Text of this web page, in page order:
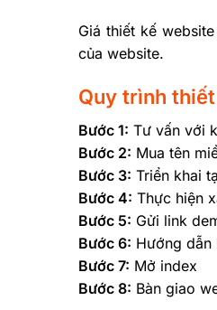
Giá thiết kế
của website.
Quy trình
Bước 1: Tư vấn với
Bước 2: Mua tên
Bước 3: Triển khai
Bước 4: Thực hiện
Bước 5: Gửi link
Bước 6: Hướng
Bước 7: Mở index
Bước 8: Bàn giao